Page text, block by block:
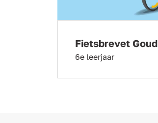
Fietsbrevet Goud
6e leerjaar